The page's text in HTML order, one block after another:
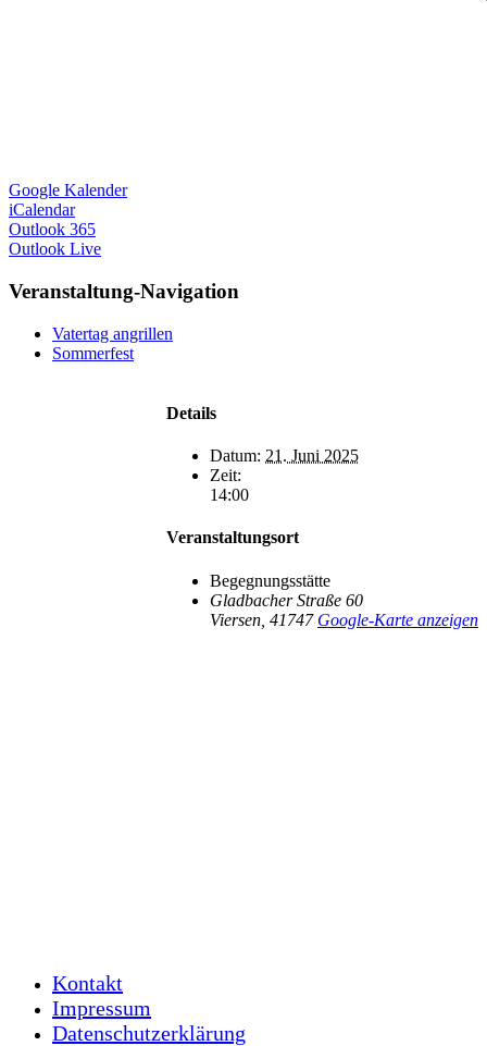
Google Kalender
iCalendar
Outlook 365
Outlook Live
Veranstaltung-Navigation
Vatertag angrillen
Sommerfest
Details
Datum: 21. Juni 2025
Zeit:
14:00
Veranstaltungsort
Begegnungsstätte
Gladbacher Straße 60
Viersen 41747 Google-Karte anzeigen
Kontakt
Impressum
Datenschutzerklärung